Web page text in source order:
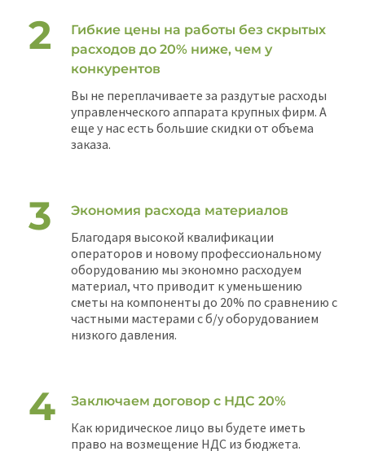
Гибкие цены на работы без скрытых
расходов до 20% ниже, чем у
конкурентов
Вы не переплачиваете за раздутые расходы
управленческого аппарата крупных фирм. А
еще у нас есть большие скидки от объема
заказа.
Экономия расхода материалов
Благодаря высокой квалификации
операторов и новому профессиональному
оборудованию мы экономно расходуем
материал, что приводит к уменьшению
сметы на компоненты до 20% по сравнению с
частными мастерами с б/у оборудованием
низкого давления.
Заключаем договор с НДС 20%
Как юридическое лицо вы будете иметь
право на возмещение НДС из бюджета.